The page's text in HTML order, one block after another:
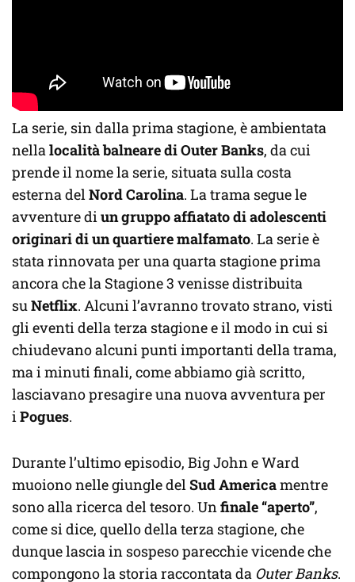
La serie, sin dalla prima stagione, è ambientata
nellalocalità balneare di Outer Banks, da cui
prende il nome la serie, situata sulla costa
esterna delNord Carolina. La trama segue le
avventure diun gruppo affiatato di adolescenti
originari di un quartiere malfamato. La serie è
stata rinnovata per una quarta stagione prima
ancora che la Stagione 3 venisse distribuita
suNetflix. Alcuni l’avranno trovato strano, visti
gli eventi della terza stagione e il modo in cui si
chiudevano alcuni punti importanti della trama,
ma i minuti finali, come abbiamo già scritto,
lasciavano presagire una nuova avventura per
iPogues.
Durante l’ultimo episodio, Big John e Ward
muoiono nelle giungle delSud Americamentre
sono alla ricerca del tesoro. Unfinale “aperto”,
come si dice, quello della terza stagione, che
dunque lascia in sospeso parecchie vicende che
compongono la storia raccontata da Outer Banks.